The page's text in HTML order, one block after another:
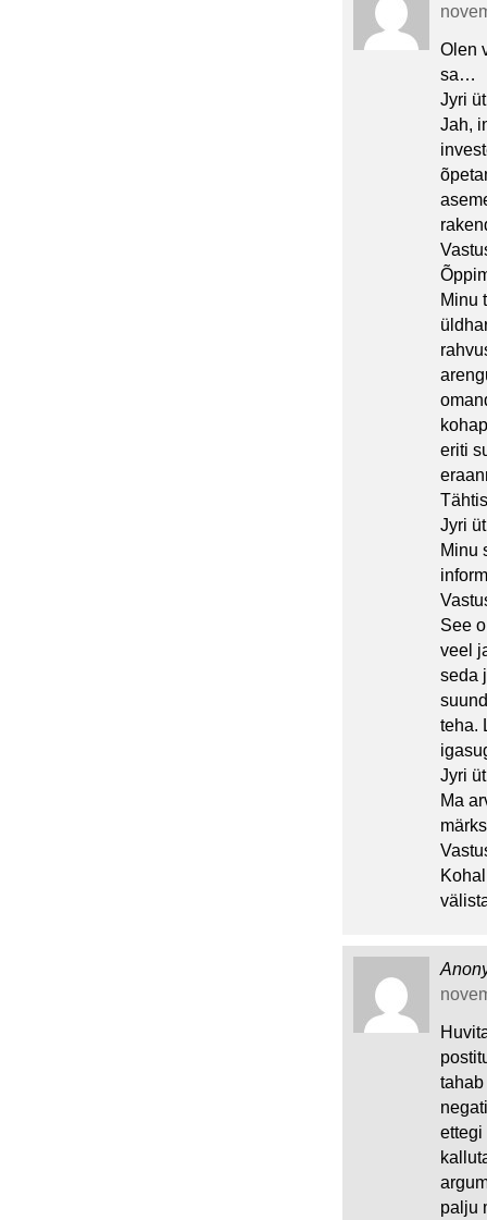
Olen
sa…
Jyri
Jah,
Minu
eriti
Jyri
Minu
See
veel
seda
teha.
Jyri
Ma
ettegi
palju